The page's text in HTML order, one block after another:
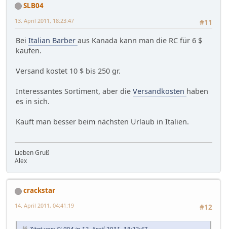
SLB04
#11
13. April 2011, 18:23:47
Bei Italian Barber aus Kanada kann man die RC für 6 $
kaufen.
Versand kostet 10 $ bis 250 gr.
Interessantes Sortiment, aber die Versandkosten haben
es in sich.
Kauft man besser beim nächsten Urlaub in Italien.
Lieben Gruß
Alex
crackstar
#12
14. April 2011, 04:41:19